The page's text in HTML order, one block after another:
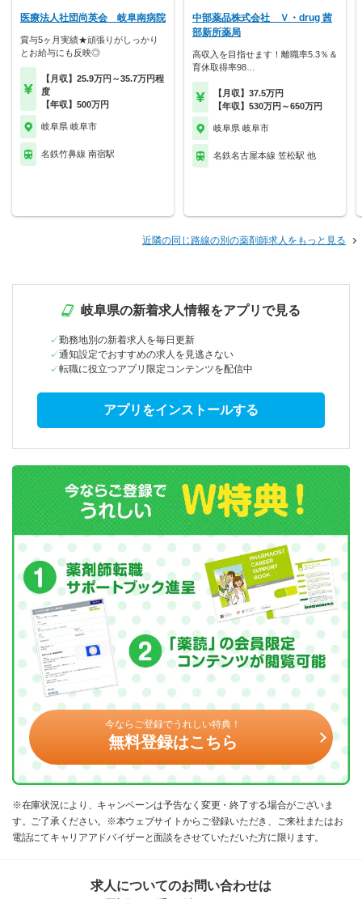
医療法人社団尚英会 岐阜南病院
賞与5ヶ月実績★頑張りがしっかり
とお給与にも反映◎
【月収】25.9万円～35.7万円程
度
【年収】500万円
岐阜県 岐阜市
名鉄竹鼻線 南宿駅
中部薬品株式会社 Ｖ・drug 茜
部新所薬局
高収入を目指せます！離職率5.3％＆
育休取得率98…
【月収】37.5万円
【年収】530万円～650万円
岐阜県 岐阜市
名鉄名古屋本線 笠松駅 他
近隣の同じ路線の別の薬剤師求人をもっと見る
岐阜県の新着求人情報をアプリで見る
勤務地別の新着求人を毎日更新
通知設定でおすすめの求人を見逃さない
転職に役立つアプリ限定コンテンツを配信中
アプリをインストールする
今ならご登録でうれしい特典！
無料登録はこちら
※在庫状況により、キャンペーンは予告なく変更・終了する場合がございま
す。ご了承ください。※本ウェブサイトからご登録いただき、ご来社またはお
電話にてキャリアアドバイザーと面談をさせていただいた方に限ります。
求人についてのお問い合わせは